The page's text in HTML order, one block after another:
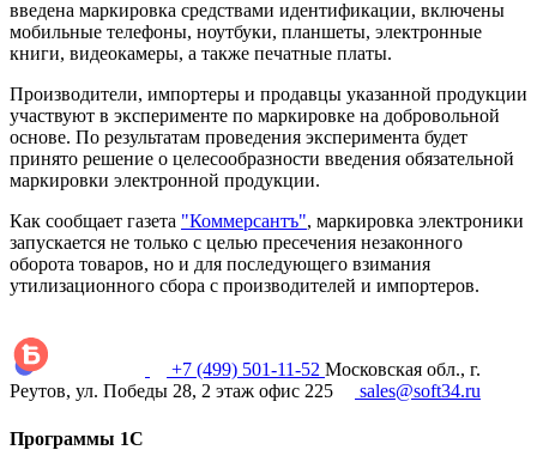
введена маркировка средствами идентификации, включены
мобильные телефоны, ноутбуки, планшеты, электронные
книги, видеокамеры, а также печатные платы.
Производители, импортеры и продавцы указанной продукции
участвуют в эксперименте по маркировке на добровольной
основе. По результатам проведения эксперимента будет
принято решение о целесообразности введения обязательной
маркировки электронной продукции.
Как сообщает газета "Коммерсантъ", маркировка электроники
запускается не только с целью пресечения незаконного
оборота товаров, но и для последующего взимания
утилизационного сбора с производителей и импортеров.
+7 (499) 501-11-52 Московская обл., г.
Реутов, ул. Победы 28, 2 этаж офис 225
sales@soft34.ru
Программы 1С